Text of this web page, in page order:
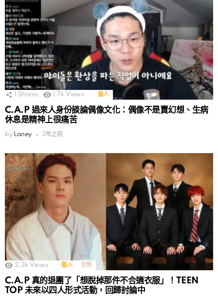
Shares 1.7k Views 藝人
C.A.P 過來人身份談論偶像文化：偶像不是賣幻想、生病
休息是精神上很痛苦
by Laney 3年之前
2.3k Views 藝人 音樂
C.A.P 真的退團了「想脫掉那件不合適衣服」！TEEN
TOP 未來以四人形式活動，回歸討論中